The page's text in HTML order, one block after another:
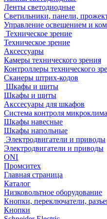
Ленты светодиодные
Светильники, панели,
Управление освещением и
Техническое зрение
Техническое зрение
Аксессуары
Камеры технического зрения
Контроллеры технического
Сканеры штрих-кодов
Шкафы и щиты
Шкафы и щиты
Акссесуары для шкафов
Система контроля
Шкафы навесные
Шкафы напольные
Электродвигатели и приводы
Электродвигатели и приводы
ONI
Промситех
Главная страница
Каталог
Низковольтное оборудование
Кнопки, переключатели,
Кнопки